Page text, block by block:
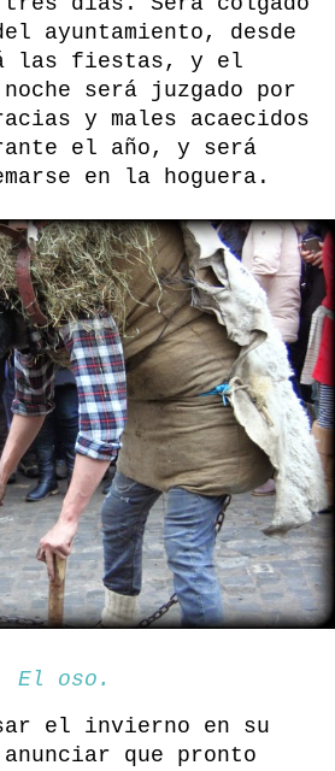
ayuntamiento, desde
las fiestas, y el
será juzgado por
y males acaecidos
el año, y será
en la hoguera.
El oso.
el invierno en su
que pronto